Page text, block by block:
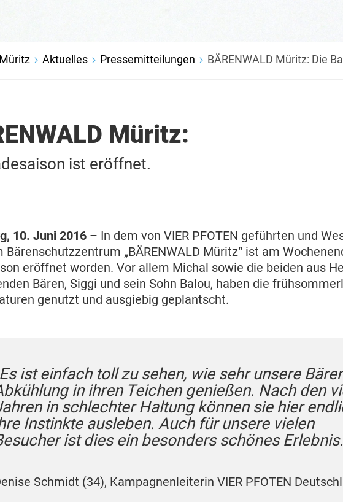
Aktuelles Pressemitteilungen BÄRENWALD Müritz: Die
Müritz:
ist eröffnet.
10. Juni 2016 – In dem von VIER PFOTEN geführten und
Bärenschutzzentrum „BÄRENWALD Müritz“ ist am
eröffnet worden. Vor allem Michal sowie die beiden aus
Bären, Siggi und sein Sohn Balou, haben die
genutzt und ausgiebig geplantscht.
ist einfach toll zu sehen, wie sehr unsere
in ihren Teichen genießen. Nach den
in schlechter Haltung können sie hier
Instinkte ausleben. Auch für unsere vielen
ist dies ein besonders schönes
Schmidt (34), Kampagnenleiterin VIER PFOTEN